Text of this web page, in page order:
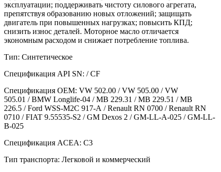
эксплуатации; поддерживать чистоту силового агрегата,
препятствуя образованию новых отложений; защищать
двигатель при повышенных нагрузках; повысить КПД;
снизить износ деталей. Моторное масло отличается
экономным расходом и снижает потребление топлива.
Тип: Синтетическое
Спецификация API SN: / CF
Спецификация OEM: VW 502.00 / VW 505.00 / VW
505.01 / BMW Longlife-04 / MB 229.31 / MB 229.51 / MB
226.5 / Ford WSS-M2C 917-A / Renault RN 0700 / Renault RN
0710 / FIAT 9.55535-S2 / GM Dexos 2 / GM-LL-A-025 / GM-LL-
B-025
Спецификация ACEA: C3
Тип транспорта: Легковой и коммерческий